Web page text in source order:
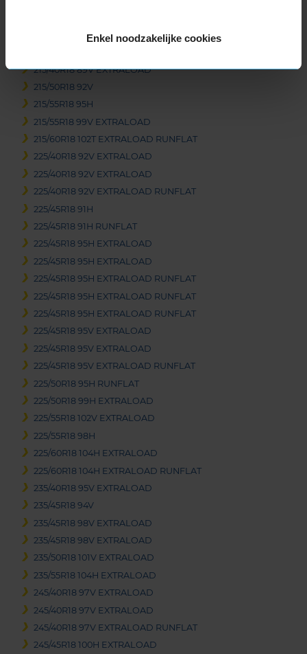
Enkel noodzakelijke cookies
18-inch banden
215/40R18 89V EXTRALOAD
215/50R18 92V
215/55R18 95H
215/55R18 99V EXTRALOAD
215/60R18 102T EXTRALOAD RUNFLAT
225/40R18 92V EXTRALOAD
225/40R18 92V EXTRALOAD
225/40R18 92V EXTRALOAD RUNFLAT
225/45R18 91H
225/45R18 91H RUNFLAT
225/45R18 95H EXTRALOAD
225/45R18 95H EXTRALOAD
225/45R18 95H EXTRALOAD RUNFLAT
225/45R18 95H EXTRALOAD RUNFLAT
225/45R18 95H EXTRALOAD RUNFLAT
225/45R18 95V EXTRALOAD
225/45R18 95V EXTRALOAD
225/45R18 95V EXTRALOAD RUNFLAT
225/50R18 95H RUNFLAT
225/50R18 99H EXTRALOAD
225/55R18 102V EXTRALOAD
225/55R18 98H
225/60R18 104H EXTRALOAD
225/60R18 104H EXTRALOAD RUNFLAT
235/40R18 95V EXTRALOAD
235/45R18 94V
235/45R18 98V EXTRALOAD
235/45R18 98V EXTRALOAD
235/50R18 101V EXTRALOAD
235/55R18 104H EXTRALOAD
245/40R18 97V EXTRALOAD
245/40R18 97V EXTRALOAD
245/40R18 97V EXTRALOAD RUNFLAT
245/45R18 100H EXTRALOAD